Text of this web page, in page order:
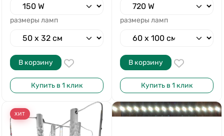
размеры ламп
В корзину
Купить в 1 клик
размеры ламп
В корзину
Купить в 1 клик
ХИТ